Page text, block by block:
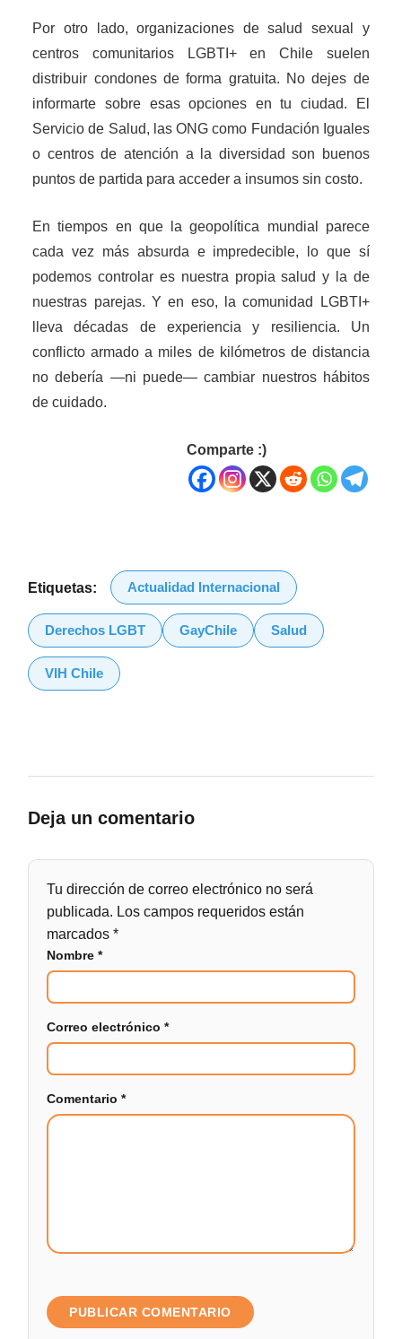
Por otro lado, organizaciones de salud sexual y
centros comunitarios LGBTI+ en Chile suelen
distribuir condones de forma gratuita. No dejes de
informarte sobre esas opciones en tu ciudad. El
Servicio de Salud, las ONG como Fundación Iguales
o centros de atención a la diversidad son buenos
puntos de partida para acceder a insumos sin costo.
En tiempos en que la geopolítica mundial parece
cada vez más absurda e impredecible, lo que sí
podemos controlar es nuestra propia salud y la de
nuestras parejas. Y en eso, la comunidad LGBTI+
lleva décadas de experiencia y resiliencia. Un
conflicto armado a miles de kilómetros de distancia
no debería —ni puede— cambiar nuestros hábitos
de cuidado.
Comparte :)
Etiquetas: Actualidad Internacional
Derechos LGBT GayChile Salud
VIH Chile
Deja un comentario
Tu dirección de correo electrónico no será
publicada. Los campos requeridos están
marcados*
Nombre*
Correo electrónico*
Comentario*